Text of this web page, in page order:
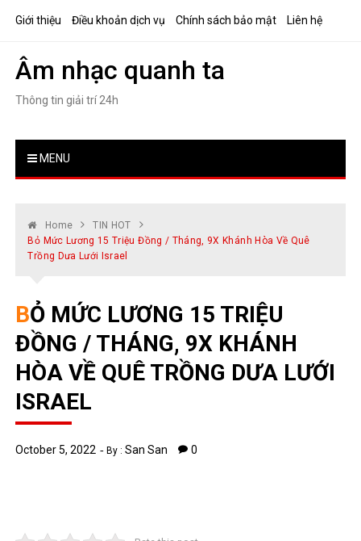
Giới thiệu Điều khoản dịch vụ Chính sách bảo mật Liên hệ
Âm nhạc quanh ta
Thông tin giải trí 24h
MENU
Home
TIN HOT
Bỏ Mức Lương 15 Triệu Đồng / Tháng, 9X Khánh Hòa Về Quê
Trồng Dưa Lưới Israel
BỎ MỨC LƯƠNG 15 TRIỆU
ĐỒNG / THÁNG, 9X KHÁNH
HÒA VỀ QUÊ TRỒNG DƯA LƯỚI
ISRAEL
October 5, 2022 By :San San 0